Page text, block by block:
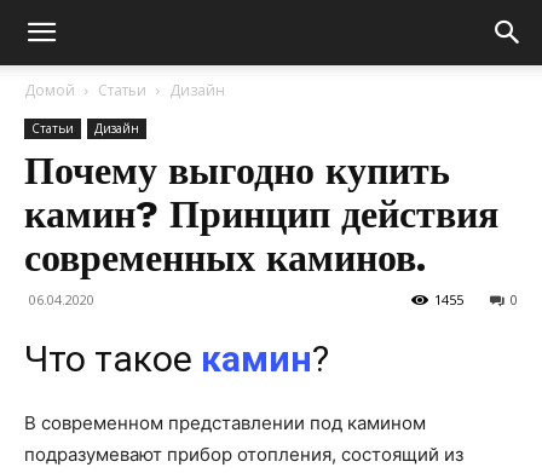
Домой Статьи Дизайн
Статьи Дизайн
Почему выгодно купить
камин? Принцип действия
современных каминов.
06.04.2020 0
1455
Что такое камин?
В современном представлении под камином
подразумевают прибор отопления, состоящий из